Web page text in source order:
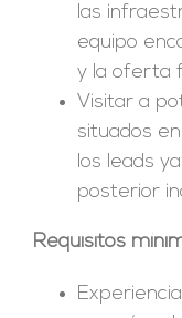
las
equipo
y la oferta
Visitar a
situados
los leads
posterior
Requisitos